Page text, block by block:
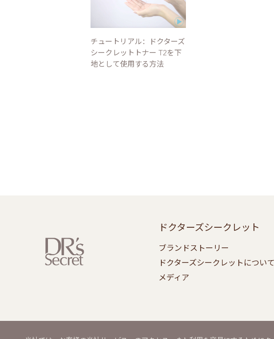
チュートリアル：ドクターズ
シークレットトナー T2を下
地として使用する方法
ドクターズシークレット
ブランドストーリー
ドクターズシークレットについて
メディア